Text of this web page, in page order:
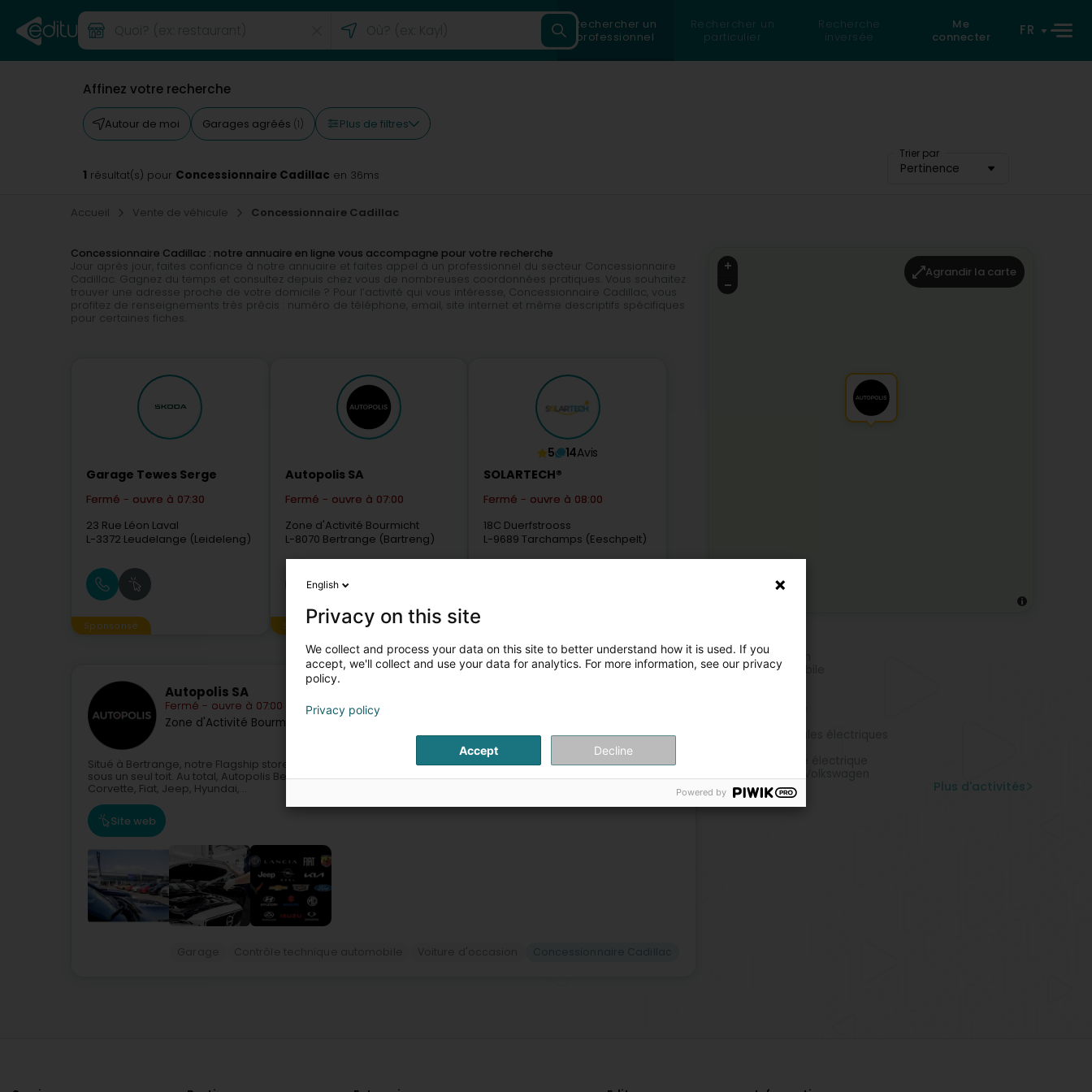
Rechercher un
professionnel
Rechercher un
particulier
Recherche
inversée
Me
connecter
FR
Affinez votre recherche
Autour de moi Garages agréés (1) Plus de filtres
Trier par
Pertinence
1 résultat(s) pour Concessionnaire Cadillac en 36ms
Accueil Vente de véhicule Concessionnaire Cadillac
Concessionnaire Cadillac : notre annuaire en ligne vous accompagne pour votre recherche
Jour après jour, faites confiance à notre annuaire et faites appel à un professionnel du secteur Concessionnaire
Cadillac. Gagnez du temps et consultez depuis chez vous de nombreuses coordonnées pratiques. Vous souhaitez
trouver une adresse proche de votre domicile ? Pour l’activité qui vous intéresse, Concessionnaire Cadillac, vous
profitez de renseignements très précis : numéro de téléphone, email, site internet et même descriptifs spécifiques
pour certaines fiches.
Garage Tewes Serge
Fermé - ouvre à 07:30
23 Rue Léon Laval
L-3372 Leudelange (Leideleng)
Sponsorisé
Autopolis SA
Fermé - ouvre à 07:00
Zone d'Activité Bourmicht
L-8070 Bertrange (Bartreng)
Sponsorisé
5 14Avis
SOLARTECH®
Fermé - ouvre à 08:00
18C Duerfstrooss
L-9689 Tarchamps (Eeschpelt)
Autopolis SA
Fermé - ouvre à 07:00
Zone d'Activité Bourmicht
Situé à Bertrange, notre Flagship store est unique au Luxembourg en proposant un large choix de véhicules
sous un seul toit. Au total, Autopolis Bertrange propose 17 marques : Abarth, Alfa Romeo, Cadillac, Chevrolet,
Corvette, Fiat, Jeep, Hyundai,...
Site web
Agrandir la carte
Plus d'activités
Voiture d'occasion
Entretien automobile
Plus d'activités
English
Privacy on this site
We collect and process your data on this site to better understand how it is used. If you
accept, we'll collect and use your data for analytics. For more information, see our privacy
policy.
Privacy policy
Accept Decline
Powered by